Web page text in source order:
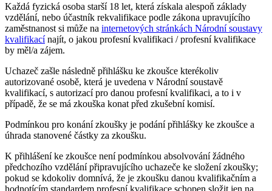
Každá fyzická osoba starší 18 let, která získala alespoň základy
vzdělání, nebo účastník rekvalifikace podle zákona upravujícího
zaměstnanost si může na internetových stránkách Národní soustavy
kvalifikacínajít, o jakou profesní kvalifikaci / profesní kvalifikace
by měl/a zájem.
Uchazeč zašle následně přihlášku ke zkoušce kterékoliv
autorizované osobě, která je uvedena v Národní soustavě
kvalifikací, s autorizací pro danou profesní kvalifikaci, a to i v
případě, že se má zkouška konat před zkušební komisí.
Podmínkou pro konání zkoušky je podání přihlášky ke zkoušce a
úhrada stanovené částky za zkoušku.
K přihlášení ke zkoušce není podmínkou absolvování žádného
předchozího vzdělání připravujícího uchazeče ke složení zkoušky;
pokud se kdokoliv domnívá, že je zkoušku danou kvalifikačním a
hodnotícím standardem profesní kvalifikace schopen složit jen na